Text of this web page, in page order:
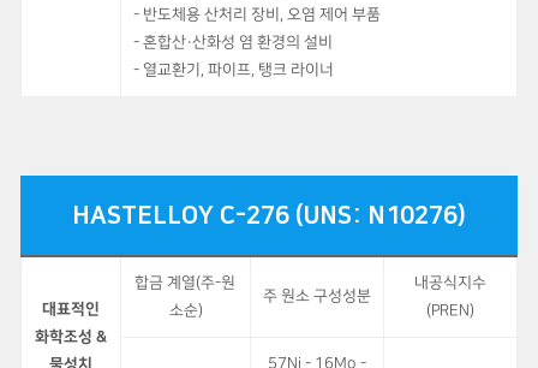
- 반도체용 산처리 장비, 오염 제어 부품
- 혼합산·산화성 염 환경의 설비
- 열교환기, 파이프, 탱크 라이너
HASTELLOY C-276 (UNS: N10276)
대표적인
화학조성 &
물성치
합금 계열(주-원
소순)
주 원소 구성성분
내공식지수
(PREN)
57Ni - 16Mo -